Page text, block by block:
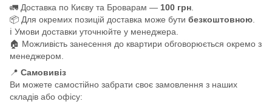
🚛 Доставка по Києву та Броварам — 100 грн
📦 Для окремих позицій доставка може бути безкоштовною
ℹ️ Умови доставки уточнюйте у менеджера.
🏠 Можливість занесення до квартири обговорюється окремо з
менеджером.
📍 Самовивіз
Ви можете самостійно забрати своє замовлення з наших
складів або офісу: